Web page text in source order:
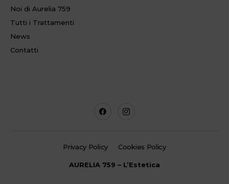
Noi di Aurelia 759
Tutti i Trattamenti
News
Contatti
AURELIA 759 – L’Estetica
Privacy Policy Cookies Policy